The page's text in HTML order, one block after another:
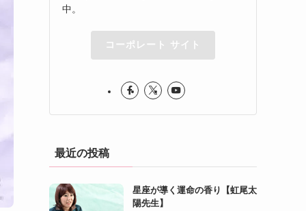
中。
コーポレート サイト
最近の投稿
星座が導く運命の香り【虹尾太
陽先生】